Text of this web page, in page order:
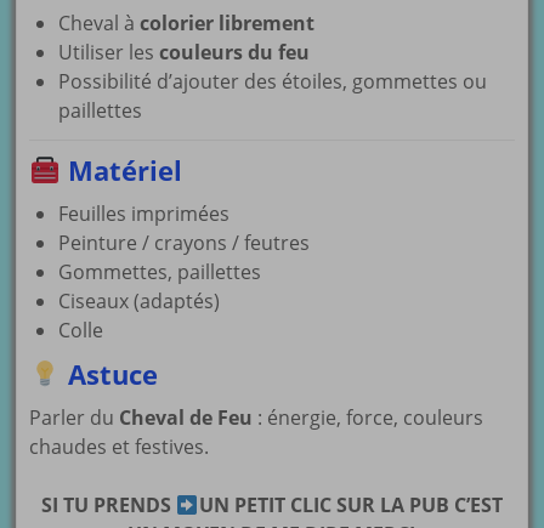
Cheval àcolorier librement
Utiliser lescouleurs du feu
Possibilité d’ajouter des étoiles, gommettes ou
paillettes
Matériel
Feuilles imprimées
Peinture / crayons / feutres
Gommettes, paillettes
Ciseaux (adaptés)
Colle
Astuce
Parler du Cheval de Feu : énergie, force, couleurs
chaudes et festives.
SI TU PRENDS
UN PETIT CLIC SUR LA PUB C’EST